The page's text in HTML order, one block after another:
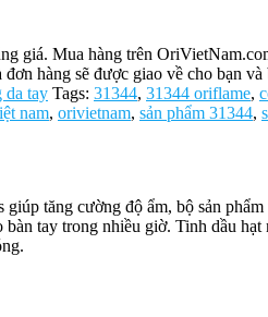
giá. Mua hàng trên
hàng sẽ được giao về cho bạn
da tay Tags: 31344, 31344 oriflame,
nam, orivietnam, sản phẩm 31344,
giúp tăng cường độ ẩm, bộ sản
tay trong nhiều giờ. Tinh dầu